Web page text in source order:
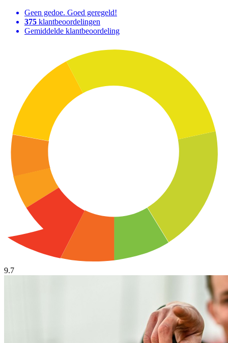
Geen gedoe. Goed geregeld!
375 klantbeoordelingen
Gemiddelde klantbeoordeling
9.7